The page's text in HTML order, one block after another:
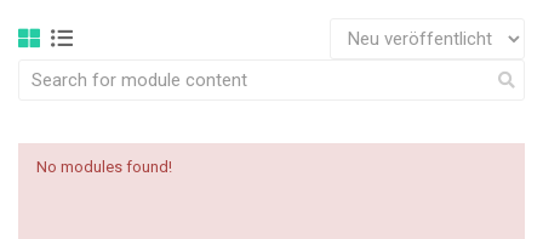
No modules found!